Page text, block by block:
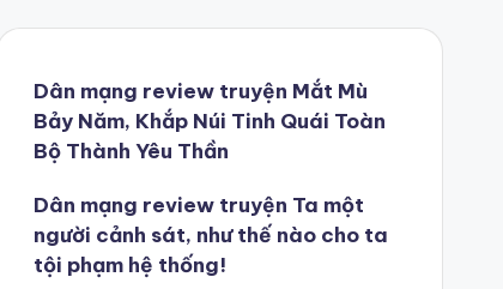
Dân mạng review truyện Mắt Mù
Bảy Năm, Khắp Núi Tinh Quái Toàn
Bộ Thành Yêu Thần
Dân mạng review truyện Ta một
người cảnh sát, như thế nào cho ta
tội phạm hệ thống!